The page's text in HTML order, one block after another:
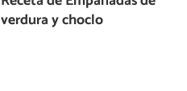
verdura y choclo